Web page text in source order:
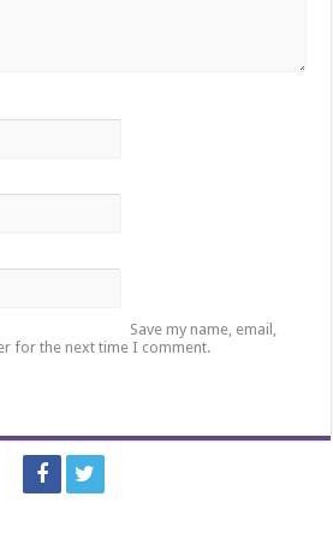
Save my name, email,
for the next time I comment.